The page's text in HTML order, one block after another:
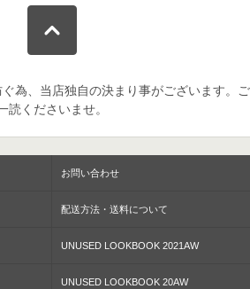
為、当店独自の決まり事がございます。ご
読くださいませ。
お問い合わせ
配送方法・送料について
UNUSED LOOKBOOK 2021AW
UNUSED LOOKBOOK 20AW